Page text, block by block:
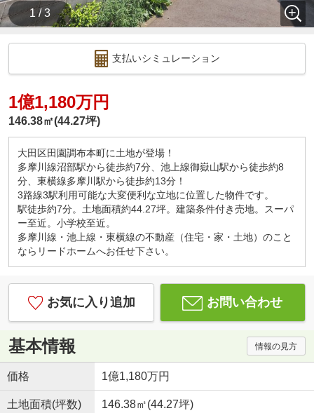
1 / 3
支払いシミュレーション
1億1,180万円
146.38㎡(44.27坪)
大田区田園調布本町に土地が登場！
多摩川線沼部駅から徒歩約7分、池上線御嶽山駅から徒歩約8
分、東横線多摩川駅から徒歩約13分！
3路線3駅利用可能な大変便利な立地に位置した物件です。
駅徒歩約7分。土地面積約44.27坪。建築条件付き売地。スーパ
ー至近。小学校至近。
多摩川線・池上線・東横線の不動産（住宅・家・土地）のこと
ならリードホームへお任せ下さい。
お気に入り追加 お問い合わせ
基本情報 情報の見方
価格 1億1,180万円
土地面積(坪数) 146.38㎡(44.27坪)